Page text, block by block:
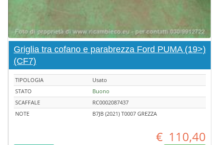
Griglia tra cofano e parabrezza Ford PUMA (19>)
(CF7)
TIPOLOGIA
Usato
STATO
Buono
SCAFFALE
RC0002087437
NOTE
B7JB (2021) T0007 GREZZA
€ 110,40